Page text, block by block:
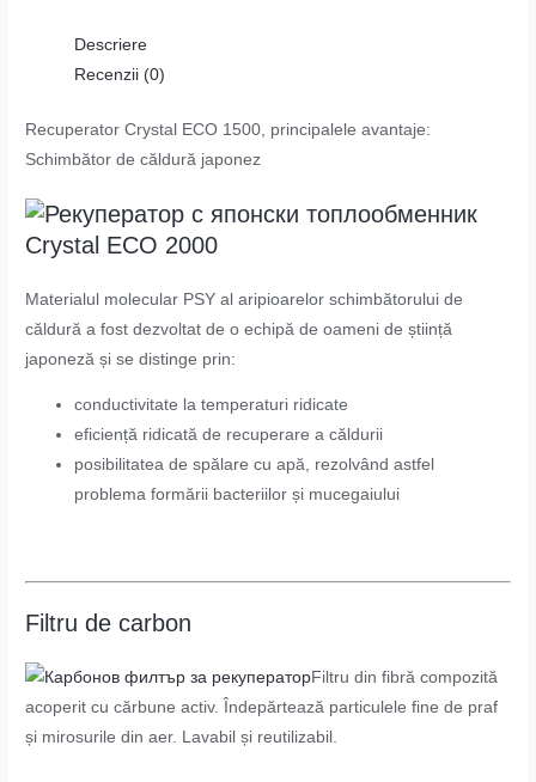
Descriere
Recenzii (0)
Recuperator Crystal ECO 1500, principalele avantaje:
Schimbător de căldură japonez
Materialul molecular PSY al aripioarelor schimbătorului de
căldură a fost dezvoltat de o echipă de oameni de știință
japoneză și se distinge prin:
conductivitate la temperaturi ridicate
eficiență ridicată de recuperare a căldurii
posibilitatea de spălare cu apă, rezolvând astfel
problema formării bacteriilor și mucegaiului
Filtru de carbon
Filtru din fibră compozită
acoperit cu cărbune activ. Îndepărtează particulele fine de praf
și mirosurile din aer. Lavabil și reutilizabil.